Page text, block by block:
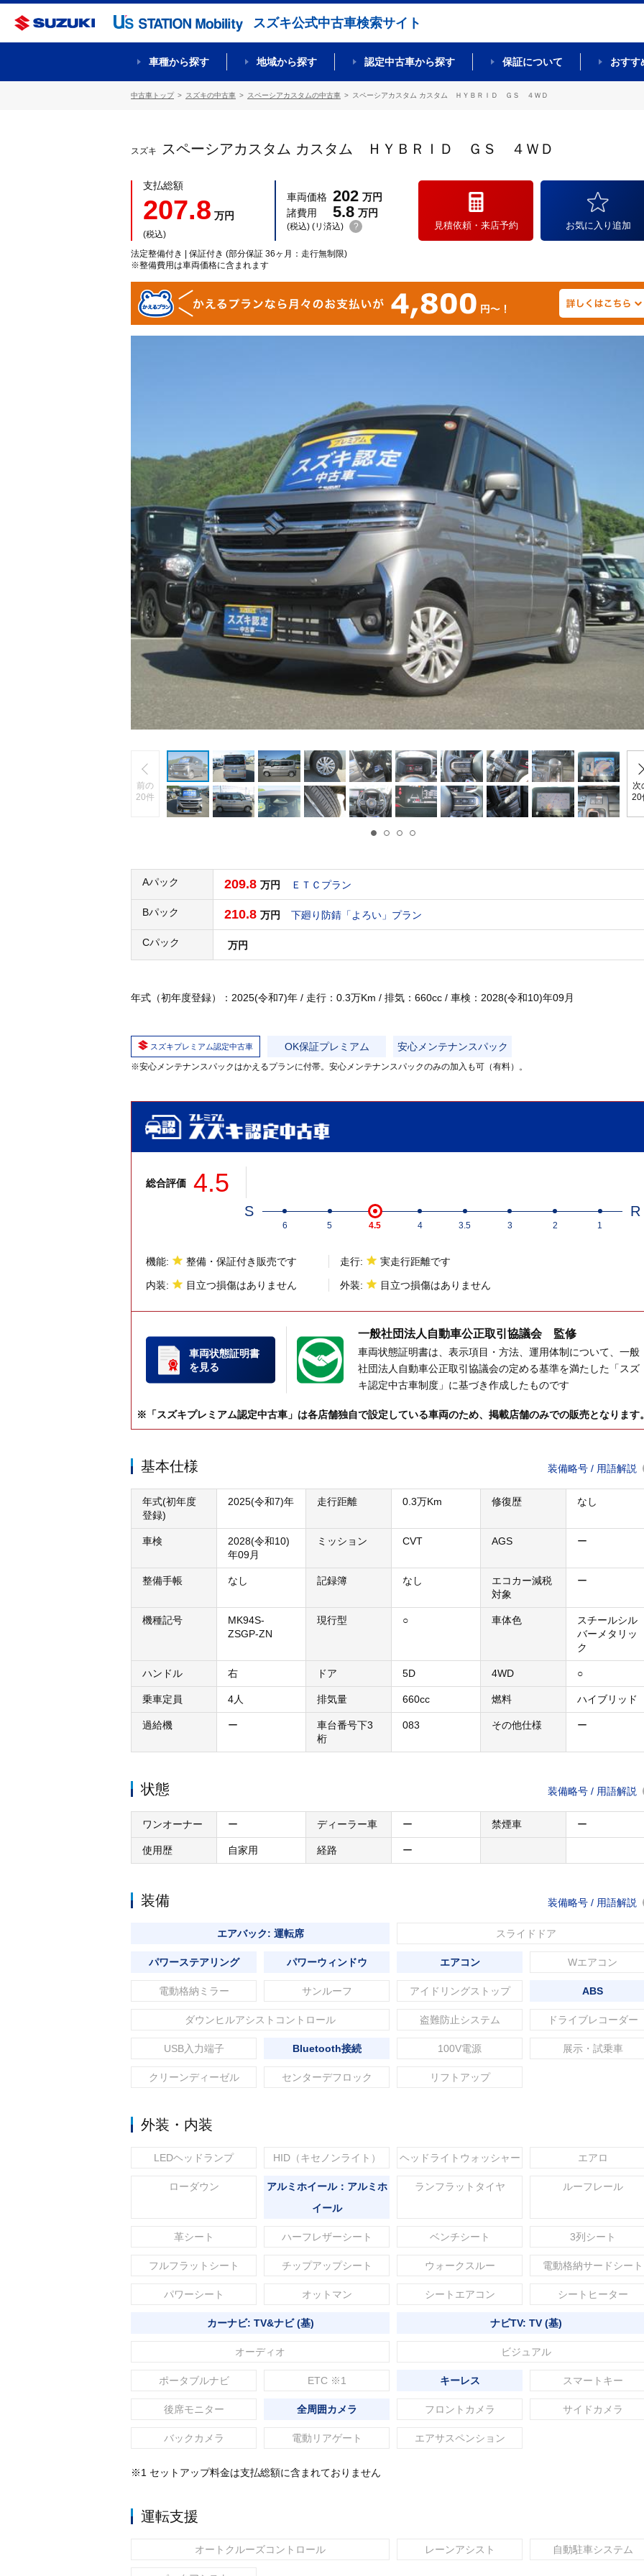
スズキ公式中古車検索サイト
車種から探す 地域から探す 認定中古車から探す 保証について おすす
中古車トップ スズキの中古車 スペーシアカスタムの中古車 スペーシアカスタム カスタム ＨＹＢＲＩＤ ＧＳ ４ＷＤ
スズキ スペーシアカスタム カスタム ＨＹＢＲＩＤ ＧＳ ４ＷＤ
支払総額
207.8 万円
(税込)
車両価格 202 万円
諸費用
5.8 万円
(税込) (リ済込) ?
法定整備付き | 保証付き (部分保証 36ヶ月：走行無制限)
※整備費用は車両価格に含まれます
見積依頼・来店予約 お気に入り追加
前の
20件
次
20
Aパック 209.8 万円 ＥＴＣプラン
Bパック 210.8 万円 下廻り防錆「よろい」プラン
Cパック 万円
年式（初年度登録）：2025(令和7)年 / 走行：0.3万Km / 排気：660cc / 車検：2028(令和10)年09月
スズキプレミアム認定中古車 OK保証プレミアム 安心メンテナンスパック
※安心メンテナンスパックはかえるプランに付帯。安心メンテナンスパックのみの加入も可（有料）。
総合評価 4.5
S R
6 5 4.5 4 3.5 3 2 1
機能: 整備・保証付き販売です 走行: 実走行距離です
内装: 目立つ損傷はありません 外装: 目立つ損傷はありません
車両状態証明書
を見る
一般社団法人 自動車公正取引協議会 監修
車両状態証明書は、表示項目・方法、運用体制について、一般
社団法人自動車公正取引協議会の定める基準を満たした「スズ
キ認定中古車制度」に基づき作成したものです
※「スズキプレミアム認定中古車」は各店舗独自で設定している車両のため、掲載店舗のみでの販売となります
基本仕様 装備略号 / 用語解説
年式(初年度
登録)
2025(令和7)年 走行距離 0.3万Km 修復歴 なし
車検
2028(令和10)
年09月
ミッション CVT AGS ー
整備手帳 なし 記録簿 なし
エコカー減税
対象
ー
機種記号
MK94S-
ZSGP-ZN
現行型 ○ 車体色
スチールシル
バーメタリッ
ク
ハンドル 右 ドア 5D 4WD ○
乗車定員 4人 排気量 660cc 燃料 ハイブリッド
過給機 ー
車台番号下3
桁
083 その他仕様 ー
状態 装備略号 / 用語解説
ワンオーナー ー ディーラー車 ー 禁煙車 ー
使用歴 自家用 経路 ー
装備 装備略号 / 用語解説
エアバック: 運転席 スライドドア
パワーステアリング パワーウィンドウ エアコン Wエアコン
電動格納ミラー サンルーフ アイドリングストップ ABS
ダウンヒルアシストコントロール 盗難防止システム ドライブレコーダー
USB入力端子 Bluetooth接続 100V電源 展示・試乗車
クリーンディーゼル センターデフロック リフトアップ
外装・内装
LEDヘッドランプ HID（キセノンライト） ヘッドライトウォッシャー エアロ
ローダウン
アルミホイール：アルミホ
イール
ランフラットタイヤ ルーフレール
革シート ハーフレザーシート ベンチシート 3列シート
フルフラットシート チップアップシート ウォークスルー 電動格納サードシート
パワーシート オットマン シートエアコン シートヒーター
カーナビ: TV&ナビ (基) ナビTV: TV (基)
オーディオ ビジュアル
ポータブルナビ ETC ※1 キーレス スマートキー
後席モニター 全周囲カメラ フロントカメラ サイドカメラ
バックカメラ 電動リアゲート エアサスペンション
※1 セットアップ料金は支払総額に含まれておりません
運転支援
オートクルーズコントロール レーンアシスト 自動駐車システム